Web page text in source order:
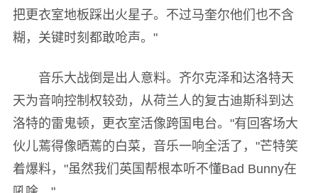
把更衣室地板踩出火星子。不过马奎尔他们也不含
糊，关键时刻都敢呛声。"
音乐大战倒是出人意料。齐尔克泽和达洛特天
天为音响控制权较劲，从荷兰人的复古迪斯科到达
洛特的雷鬼顿，更衣室活像跨国电台。"有回客场大
伙儿蔫得像晒蔫的白菜，音乐一响全活了，"芒特笑
着爆料，"虽然我们英国帮根本听不懂Bad Bunny在